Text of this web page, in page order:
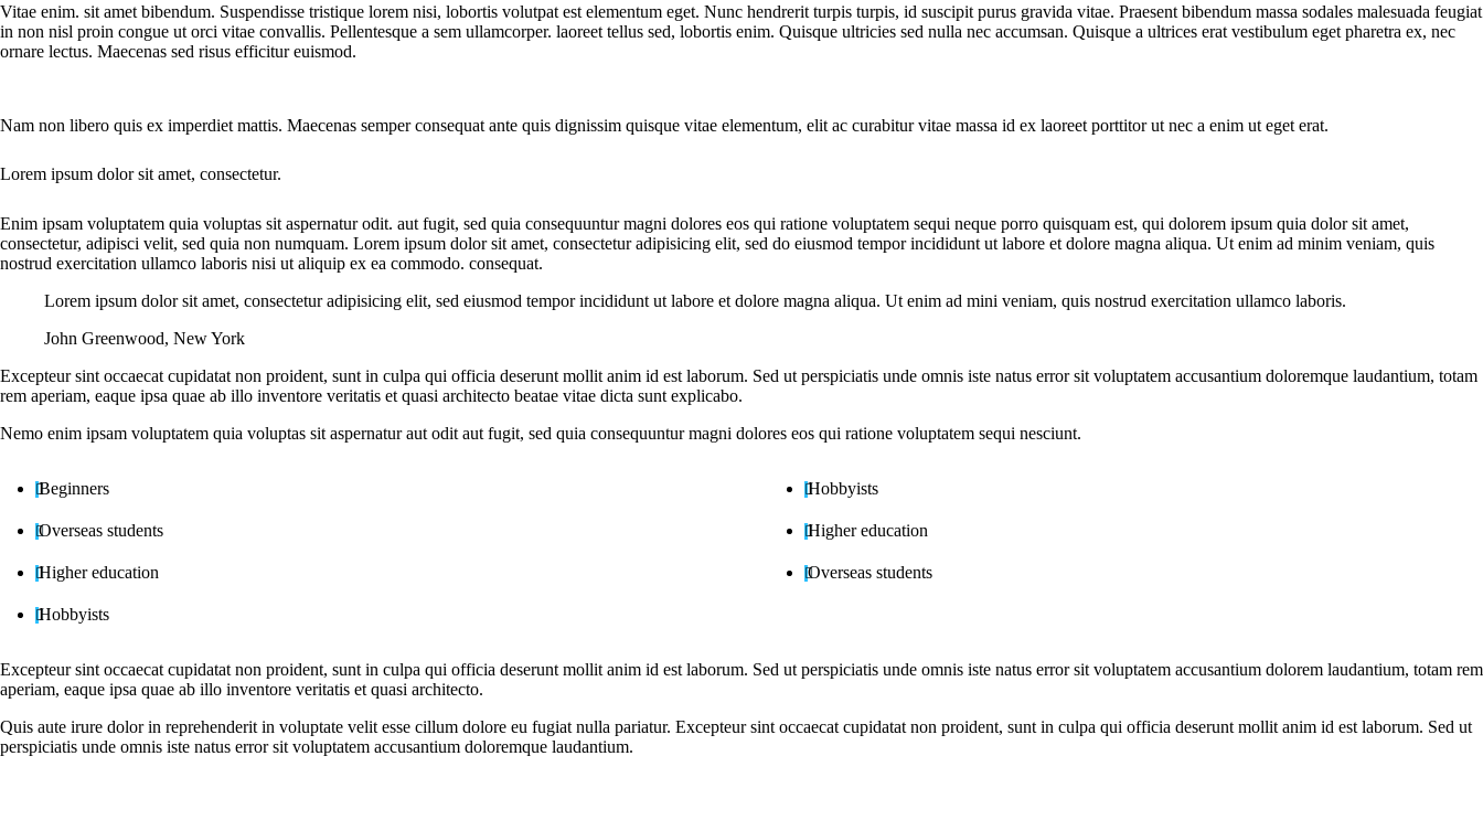
Vitae enim. sit amet bibendum. Suspendisse tristique lorem nisi, lobortis volutpat est elementum eget. Nunc hendrerit turpis turpis, id suscipit purus gravida vitae. Praesent bibendum massa sodales malesuada feugiat
in non nisl proin congue ut orci vitae convallis. Pellentesque a sem ullamcorper. laoreet tellus sed, lobortis enim. Quisque ultricies sed nulla nec accumsan. Quisque a ultrices erat vestibulum eget pharetra ex, nec
ornare lectus. Maecenas sed risus efficitur euismod.
Nam non libero quis ex imperdiet mattis. Maecenas semper consequat ante quis dignissim quisque vitae elementum, elit ac curabitur vitae massa id ex laoreet porttitor ut nec a enim ut eget erat.
Lorem ipsum dolor sit amet, consectetur.
Enim ipsam voluptatem quia voluptas sit aspernatur odit. aut fugit, sed quia consequuntur magni dolores eos qui ratione voluptatem sequi neque porro quisquam est, qui dolorem ipsum quia dolor sit amet,
consectetur, adipisci velit, sed quia non numquam. Lorem ipsum dolor sit amet, consectetur adipisicing elit, sed do eiusmod tempor incididunt ut labore et dolore magna aliqua. Ut enim ad minim veniam, quis
nostrud exercitation ullamco laboris nisi ut aliquip ex ea commodo. consequat.
Lorem ipsum dolor sit amet, consectetur adipisicing elit, sed eiusmod tempor incididunt ut labore et dolore magna aliqua. Ut enim ad mini veniam, quis nostrud exercitation ullamco laboris.
John Greenwood, New York
Excepteur sint occaecat cupidatat non proident, sunt in culpa qui officia deserunt mollit anim id est laborum. Sed ut perspiciatis unde omnis iste natus error sit voluptatem accusantium doloremque laudantium, totam
rem aperiam, eaque ipsa quae ab illo inventore veritatis et quasi architecto beatae vitae dicta sunt explicabo.
Nemo enim ipsam voluptatem quia voluptas sit aspernatur aut odit aut fugit, sed quia consequuntur magni dolores eos qui ratione voluptatem sequi nesciunt.
Beginners
Overseas students
Higher education
Hobbyists
Hobbyists
Higher education
Overseas students
Excepteur sint occaecat cupidatat non proident, sunt in culpa qui officia deserunt mollit anim id est laborum. Sed ut perspiciatis unde omnis iste natus error sit voluptatem accusantium dolorem laudantium, totam rem
aperiam, eaque ipsa quae ab illo inventore veritatis et quasi architecto.
Quis aute irure dolor in reprehenderit in voluptate velit esse cillum dolore eu fugiat nulla pariatur. Excepteur sint occaecat cupidatat non proident, sunt in culpa qui officia deserunt mollit anim id est laborum. Sed ut
perspiciatis unde omnis iste natus error sit voluptatem accusantium doloremque laudantium.